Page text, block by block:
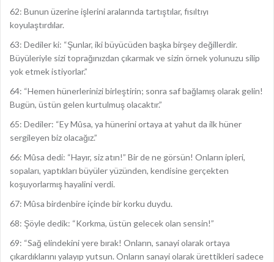
62: Bunun üzerine işlerini aralarında tartıştılar, fısıltıyı
koyulaştırdılar.
63: Dediler ki: “Şunlar, iki büyücüden başka birşey değillerdir.
Büyüleriyle sizi toprağınızdan çıkarmak ve sizin örnek yolunuzu silip
yok etmek istiyorlar.”
64: “Hemen hünerlerinizi birleştirin; sonra saf bağlamış olarak gelin!
Bugün, üstün gelen kurtulmuş olacaktır.”
65: Dediler: “Ey Mûsa, ya hünerini ortaya at yahut da ilk hüner
sergileyen biz olacağız.”
66: Mûsa dedi: “Hayır, siz atın!” Bir de ne görsün! Onların ipleri,
sopaları, yaptıkları büyüler yüzünden, kendisine gerçekten
koşuyorlarmış hayalini verdi.
67: Mûsa birdenbire içinde bir korku duydu.
68: Şöyle dedik: “Korkma, üstün gelecek olan sensin!”
69: “Sağ elindekini yere bırak! Onların, sanayi olarak ortaya
çıkardıklarını yalayıp yutsun. Onların sanayi olarak ürettikleri sadece